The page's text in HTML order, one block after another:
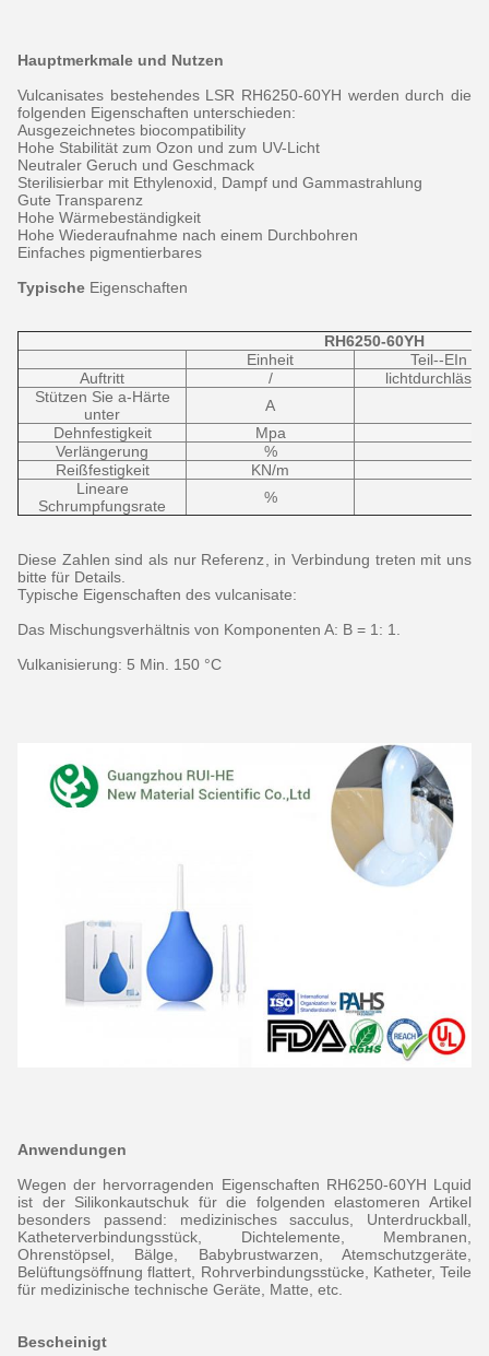
Hauptmerkmale und Nutzen
Vulcanisates bestehendes LSR RH6250-60YH werden durch die
folgenden Eigenschaften unterschieden:
Ausgezeichnetes biocompatibility
Hohe Stabilität zum Ozon und zum UV-Licht
Neutraler Geruch und Geschmack
Sterilisierbar mit Ethylenoxid, Dampf und Gammastrahlung
Gute Transparenz
Hohe Wärmebeständigkeit
Hohe Wiederaufnahme nach einem Durchbohren
Einfaches pigmentierbares
Typische Eigenschaften
RH6250-60YH
Einheit
Teil--EIn
Auftritt
/
Stützen Sie a-Härte
unter
A
Dehnfestigkeit
Mpa
Verlängerung
%
Reißfestigkeit
KN/m
Lineare
Schrumpfungsrate
%
Diese Zahlen sind als nur Referenz , in Verbindung treten mit uns
bitte für Details.
Typische Eigenschaften des vulcanisate:
Das Mischungsverhältnis von Komponenten A: B = 1: 1.
Vulkanisierung: 5 Min. 150 °C
Anwendungen
Wegen der hervorragenden Eigenschaften RH6250-60YH Lquid
ist der Silikonkautschuk für die folgenden elastomeren Artikel
besonders passend: medizinisches sacculus, Unterdruckball,
Katheterverbindungsstück, Dichtelemente, Membranen,
Ohrenstöpsel, Bälge, Babybrustwarzen, Atemschutzgeräte,
Belüftungsöffnung flattert, Rohrverbindungsstücke, Katheter, Teile
für medizinische technische Geräte, Matte, etc.
Bescheinigt